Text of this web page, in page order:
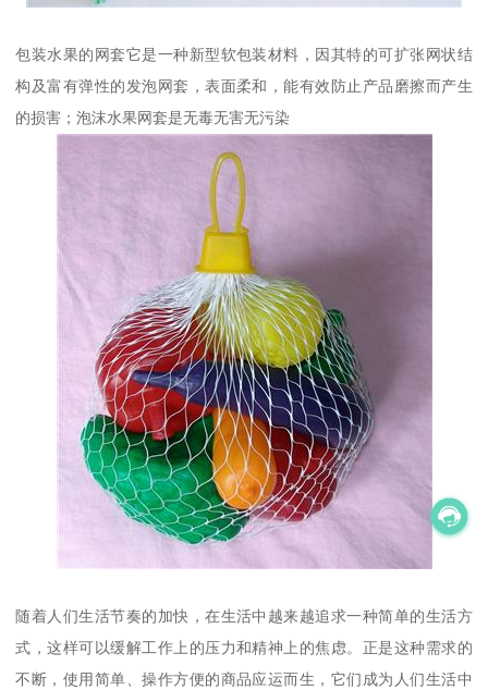
包装水果的网套它是一种新型软包装材料，因其特的可扩张网状结
构及富有弹性的发泡网套，表面柔和，能有效防止产品磨擦而产生
的损害；泡沫水果网套是无毒无害无污染
随着人们生活节奏的加快，在生活中越来越追求一种简单的生活方
式，这样可以缓解工作上的压力和精神上的焦虑。正是这种需求的
不断，使用简单、操作方便的商品应运而生，它们成为人们生活中